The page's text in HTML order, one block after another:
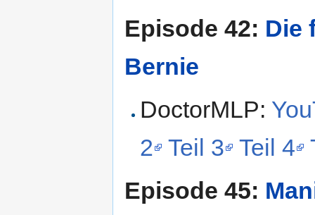
Episode 42: Die
Bernie
DoctorMLP:
2 Teil 3 Teil 4
Episode 45: